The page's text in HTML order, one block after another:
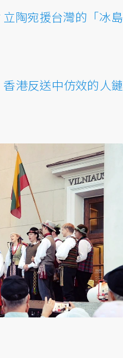
立陶宛援台灣的「冰島
香港反送中仿效的人鏈